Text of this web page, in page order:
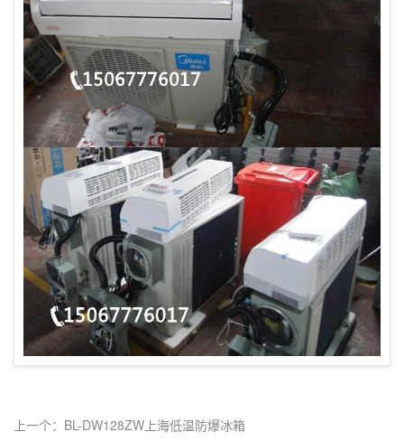
上一个：BL-DW128ZW上海低温防爆冰箱